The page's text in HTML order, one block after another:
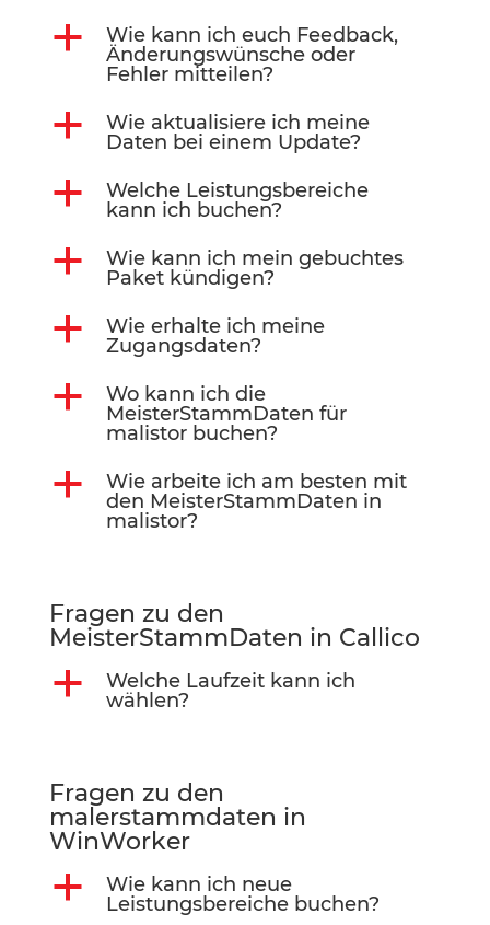
a
Wie kann ich euch Feedback,
Änderungswünsche oder
Fehler mitteilen?
a
Wie aktualisiere ich meine
Daten bei einem Update?
a
Welche Leistungsbereiche
kann ich buchen?
a
Wie kann ich mein gebuchtes
Paket kündigen?
a
Wie erhalte ich meine
Zugangsdaten?
a
Wo kann ich die
MeisterStammDaten für
malistor buchen?
a
Wie arbeite ich am besten mit
den MeisterStammDaten in
malistor?
Fragen zu den
MeisterStammDaten in Callico
a
Welche Laufzeit kann ich
wählen?
Fragen zu den
malerstammdaten in
WinWorker
a
Wie kann ich neue
Leistungsbereiche buchen?